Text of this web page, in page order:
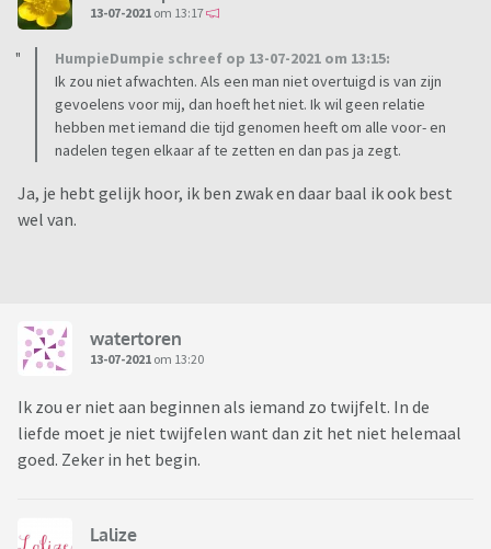
13-07-2021 om 13:17
HumpieDumpie schreef op 13-07-2021 om 13:15:
Ik zou niet afwachten. Als een man niet overtuigd is van zijn
gevoelens voor mij, dan hoeft het niet. Ik wil geen relatie
hebben met iemand die tijd genomen heeft om alle voor- en
nadelen tegen elkaar af te zetten en dan pas ja zegt.
Ja, je hebt gelijk hoor, ik ben zwak en daar baal ik ook best
wel van.
watertoren
13-07-2021 om 13:20
Ik zou er niet aan beginnen als iemand zo twijfelt. In de
liefde moet je niet twijfelen want dan zit het niet helemaal
goed. Zeker in het begin.
Lalize